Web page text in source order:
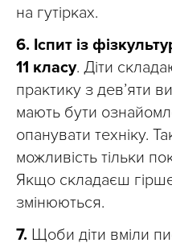
на гутірках.
6. Іспит із
11 класу. Діти
практику з дев’яти
мають бути
опанувати техніку.
можливість тільки
Якщо складаєш
змінюються.
7. Щоби діти вміли